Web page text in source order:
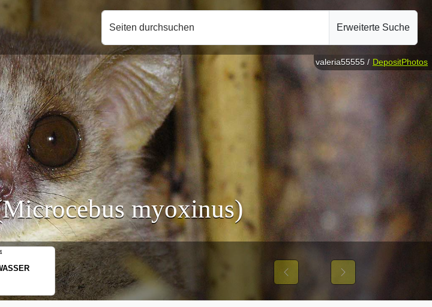
Seiten durchsuchen Erweiterte Suche
myoxinus)
Previous Next
valeria55555 / DepositPhotos